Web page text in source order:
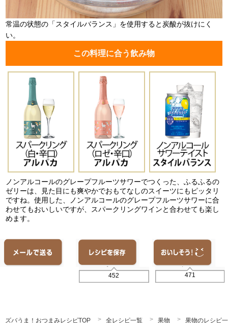
常温の状態の「スタイルバランス」を使用すると炭酸が抜けにく
い。
この料理に合う飲み物
ノンアルコールのグレープフルーツサワーでつくった、ふるふるの
ゼリーは、見た目にも爽やかでおもてなしのスイーツにもピッタリ
ですね。使用した、ノンアルコールのグレープフルーツサワーに合
わせてもおいしいですが、スパークリングワインと合わせても楽し
めます。
452 471
ズバうま！おつまみレシピTOP 全レシピ一覧 果物 果物のレシピ